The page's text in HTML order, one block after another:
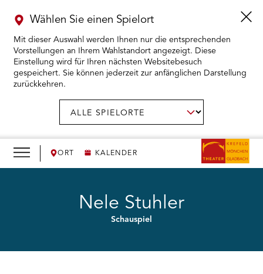
ORT KALENDER
Wählen Sie einen Spielort
Mit dieser Auswahl werden Ihnen nur die entsprechenden
Vorstellungen an Ihrem Wahlstandort angezeigt. Diese
Einstellung wird für Ihren nächsten Websitebesuch
gespeichert. Sie können jederzeit zur anfänglichen Darstellung
zurückkehren.
KARTENKAUF ÖFFNEN
WIR ÖFFNEN
DAS THEATER ÖFFNEN
Nele Stuhler
Schauspiel